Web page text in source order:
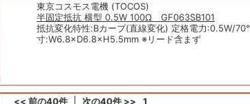
東京コスモス電機 (TOCOS)
半固定抵抗 横型 0.5W 100Ω GF063SB101
抵抗変化特性:Bカーブ(直線変化) 定格電力:0.5W/
寸:W6.8×D6.8×H5.5mm ※リード含まず
<< 前の40件 次の40件 >> 1